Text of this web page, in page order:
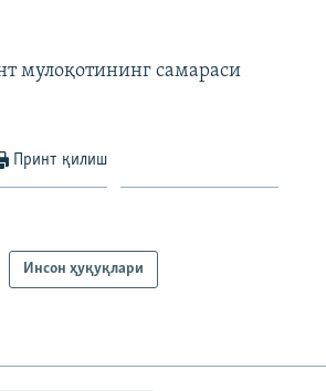
мулоқотининг самараси
Принт қилиш
Инсон ҳуқуқлари